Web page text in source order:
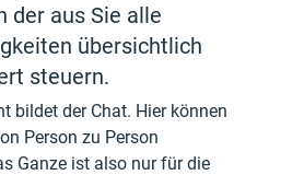
der aus Sie alle
übersichtlich
steuern.
bildet der Chat. Hier können
Person zu Person
Ganze ist also nur für die